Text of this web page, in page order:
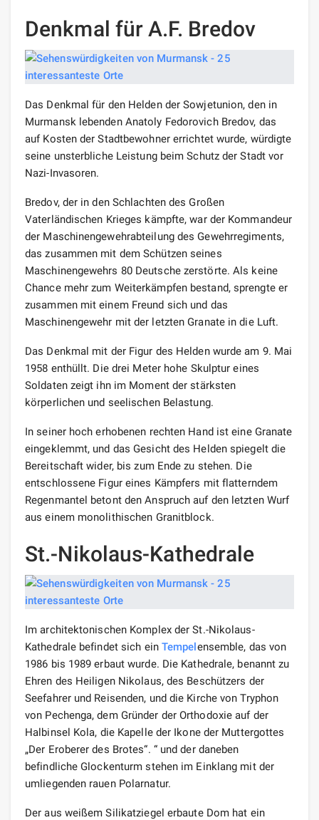
Denkmal für A.F. Bredov
Das Denkmal für den Helden der Sowjetunion, den in
Murmansk lebenden Anatoly Fedorovich Bredov, das
auf Kosten der Stadtbewohner errichtet wurde, würdigte
seine unsterbliche Leistung beim Schutz der Stadt vor
Nazi-Invasoren.
Bredov, der in den Schlachten des Großen
Vaterländischen Krieges kämpfte, war der Kommandeur
der Maschinengewehrabteilung des Gewehrregiments,
das zusammen mit dem Schützen seines
Maschinengewehrs 80 Deutsche zerstörte. Als keine
Chance mehr zum Weiterkämpfen bestand, sprengte er
zusammen mit einem Freund sich und das
Maschinengewehr mit der letzten Granate in die Luft.
Das Denkmal mit der Figur des Helden wurde am 9. Mai
1958 enthüllt. Die drei Meter hohe Skulptur eines
Soldaten zeigt ihn im Moment der stärksten
körperlichen und seelischen Belastung.
In seiner hoch erhobenen rechten Hand ist eine Granate
eingeklemmt, und das Gesicht des Helden spiegelt die
Bereitschaft wider, bis zum Ende zu stehen. Die
entschlossene Figur eines Kämpfers mit flatterndem
Regenmantel betont den Anspruch auf den letzten Wurf
aus einem monolithischen Granitblock.
St.-Nikolaus-Kathedrale
Im architektonischen Komplex der St.-Nikolaus-
Kathedrale befindet sich ein Tempelensemble, das von
1986 bis 1989 erbaut wurde. Die Kathedrale, benannt zu
Ehren des Heiligen Nikolaus, des Beschützers der
Seefahrer und Reisenden, und die Kirche von Tryphon
von Pechenga, dem Gründer der Orthodoxie auf der
Halbinsel Kola, die Kapelle der Ikone der Muttergottes
„Der Eroberer des Brotes“. “ und der daneben
befindliche Glockenturm stehen im Einklang mit der
umliegenden rauen Polarnatur.
Der aus weißem Silikatziegel erbaute Dom hat ein